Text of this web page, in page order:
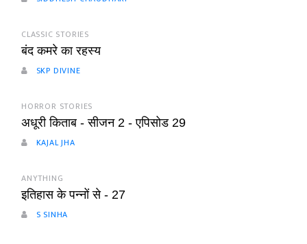
CLASSIC STORIES
बंद कमरे का रहस्य
SKP DIVINE
HORROR STORIES
अधूरी किताब - सीजन 2 - एपिसोड 29
KAJAL JHA
ANYTHING
इतिहास के पन्नों से - 27
S SINHA